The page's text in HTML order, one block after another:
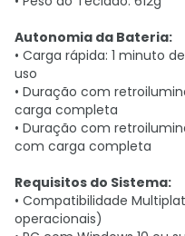
Autonomia da Bateria:
• Carga rápida: 1 minuto
uso
• Duração com
carga completa
• Duração com
com carga completa
Requisitos do Sistema:
• Compatibilidade
operacionais)